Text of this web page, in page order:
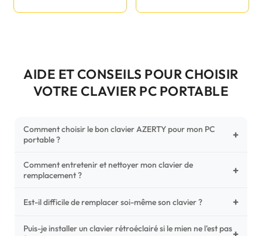
AIDE ET CONSEILS POUR CHOISIR
VOTRE CLAVIER PC PORTABLE
Comment choisir le bon clavier AZERTY pour mon PC
portable ?
+
Pour ne pas vous tromper, vérifiez trois points critiques sur
votre clavier d'origine : la disposition (AZERTY Français), la
photos HD) et l'emplacement des fixations (vis ou clips) au
Comment entretenir et nettoyer mon clavier de
remplacement ?
+
Un entretien régulier prolonge la vie de vos touches.
poussières sous les mécanismes. Pour le nettoyage,
Est-il difficile de remplacer soi-même son clavier ? +
C'est une réparation accessible et très économique ! La
Puis-je installer un clavier rétroéclairé si le mien ne l'est pas